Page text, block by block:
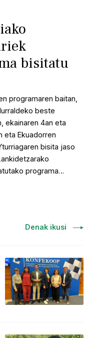
bisitatu
programaren baitan,
beste
ekainaren 4an eta
eta Ekuadorren
bisita jaso
programa…
Denak ikusi